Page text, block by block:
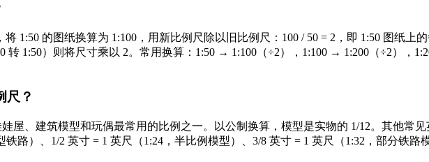
1:50 的图纸换算为 1:100，用新比例尺除以旧比例尺：100 / 50 = 2，即 1:50 图纸上
转 1:50）则将尺寸乘以 2。常用换算：1:50 → 1:100（÷2），1:100 → 1:200（÷2），
尺？
屋、建筑模型和玩偶最常用的比例之一。以公制换算，模型是实物的 1/12。其他常
路）、1/2 英寸 = 1 英尺（1:24，半比例模型）、3/8 英寸 = 1 英尺（1:32，部分铁路